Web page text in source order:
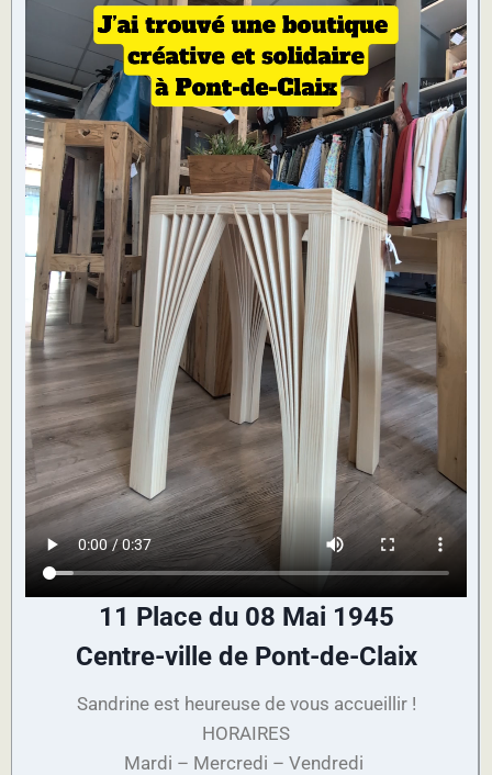
11 Place du 08 Mai 1945
Centre-ville de Pont-de-Claix
Sandrine est heureuse de vous accueillir !
HORAIRES
Mardi – Mercredi – Vendredi